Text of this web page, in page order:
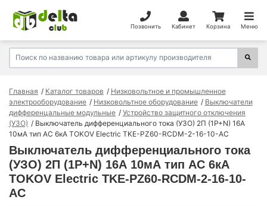
Позвонить Кабинет Корзина Меню
Главная Каталог товаров
Низковольтное и промышленное
электрооборудование
Низковольтное оборудование
Выключатели
дифференцальные модульные
Устройство защитного отключения
(УЗО)
Выключатель дифференциального тока (УЗО) 2П (1P+N) 16А
10мА тип AC 6кА TOKOV Electric TKE-PZ60-RCDM-2-16-10-AC
Выключатель дифференциального тока
(УЗО) 2П (1P+N) 16А 10мА тип AC 6кА
TOKOV Electric TKE-PZ60-RCDM-2-16-10-
AC